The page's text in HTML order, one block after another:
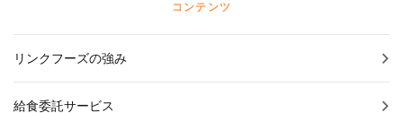
コンテンツ
リンクフーズの強み
給食委託サービス